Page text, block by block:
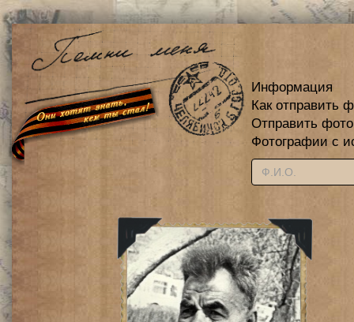
Информация
Как отправить
Отправить
Фотографии с